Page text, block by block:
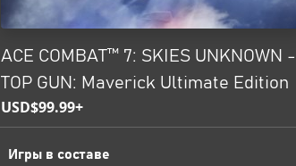
ACE COMBAT™ 7: SKIES UNKNOWN -
TOP GUN: Maverick Ultimate Edition
USD$99.99+
Игры в составе